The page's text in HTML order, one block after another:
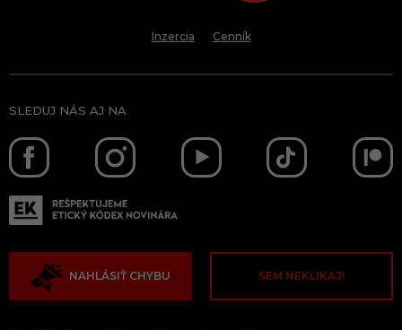
Inzercia Cenník
SLEDUJ NÁS AJ NA
NAHLÁSIŤ CHYBU SEM NEKLIKAJ!